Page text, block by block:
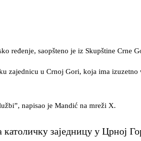
ređenje, saopšteno je iz Skupštine Crne
zajednicu u Crnoj Gori, koja ima izuzetno
napisao je Mandić na mreži X.
заједницу у Црној